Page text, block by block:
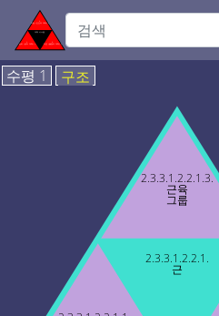
수평 1 구조
2.3.3.1.2.2.1.
근
2.3.3.1.2.2.1.3.
근육
그룹